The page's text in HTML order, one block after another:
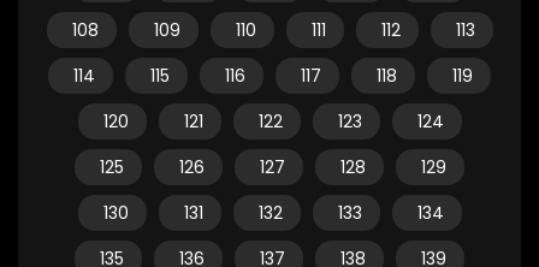
108
109 110 111 112
113
114
115 116 117 118
119
120
121 122 123
124
125
126 127 128
129
130
131 132 133
134
135
136 137 138
139